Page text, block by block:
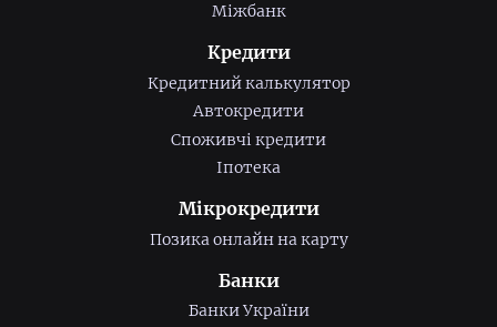
Міжбанк
Кредити
Кредитний калькулятор
Автокредити
Споживчі кредити
Іпотека
Мікрокредити
Позика онлайн на карту
Банки
Банки України